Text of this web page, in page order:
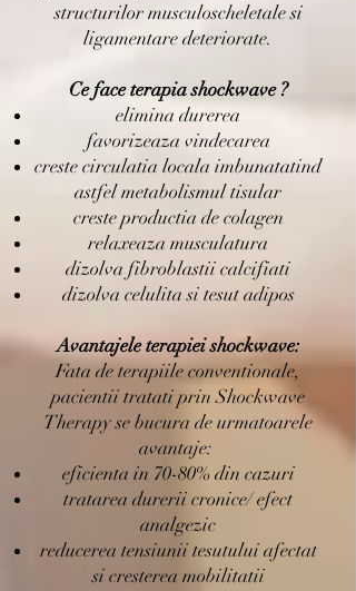
structurilor musculoscheletale si
ligamentare deteriorate.
Ce face terapia shockwave ?
elimina durerea
favorizeaza vindecarea
creste circulatia locala imbunatatind
astfel metabolismul tisular
creste productia de colagen
relaxeaza musculatura
dizolva fibroblastii calcifiati
dizolva celulita si tesut adipos
Avantajele terapiei shockwave:
Fata de terapiile conventionale,
pacientii tratati prin Shockwave
Therapy se bucura de urmatoarele
avantaje:
eficienta in 70-80% din cazuri
tratarea durerii cronice/ efect
analgezic
reducerea tensiunii tesutului afectat
si cresterea mobilitatii